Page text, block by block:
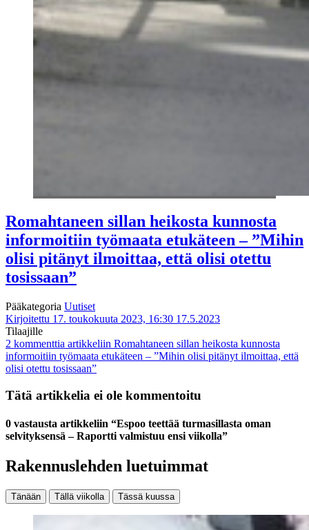
Romahtaneen sillan heikosta kunnosta
informoitiin työmaata etukäteen – ”Mihin
olisi pitänyt ilmoittaa, että olisi otettu
tosissaan”
Pääkategoria Uutiset
Kirjoitettu 17. toukokuuta 2023, 16:30 17.5.2023
Tilaajille
2 kommenttia artikkeliin Romahtaneen sillan heikosta kunnosta
informoitiin työmaata etukäteen – ”Mihin olisi pitänyt ilmoittaa, että
olisi otettu tosissaan”
Tätä artikkelia ei ole kommentoitu
0 vastausta artikkeliin “Espoo teettää turmasillasta oman
selvityksensä – Raportti valmistuu ensi viikolla”
Rakennuslehden luetuimmat
Tänään Tällä viikolla Tässä kuussa